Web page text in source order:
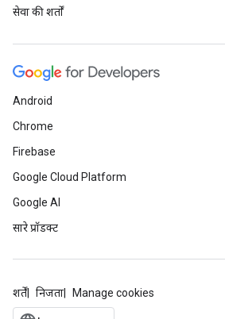
सेवा की शर्तों
Android
Chrome
Firebase
Google Cloud Platform
Google AI
सारे प्रॉडक्ट
शर्तें निजता Manage cookies